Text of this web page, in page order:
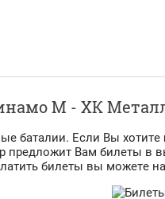
М - ХК
баталии. Если Вы хотите
предложит Вам билеты в
билеты вы можете